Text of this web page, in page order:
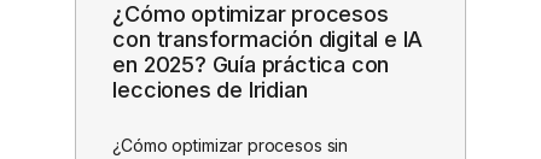
¿Cómo optimizar procesos
con transformación digital e IA
en 2025? Guía práctica con
lecciones de Iridian
¿Cómo optimizar procesos sin